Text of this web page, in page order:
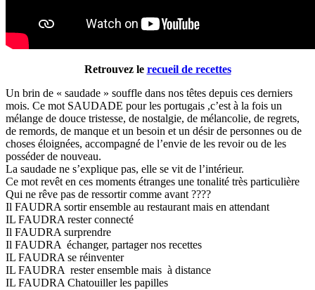
Retrouvez le recueil de recettes
Un brin de « saudade » souffle dans nos têtes depuis ces derniers
mois. Ce mot SAUDADE pour les portugais ,c’est à la fois un
mélange de douce tristesse, de nostalgie, de mélancolie, de regrets,
de remords, de manque et un besoin et un désir de personnes ou de
choses éloignées, accompagné de l’envie de les revoir ou de les
posséder de nouveau.
La saudade ne s’explique pas, elle se vit de l’intérieur.
Ce mot revêt en ces moments étranges une tonalité très particulière
Qui ne rêve pas de ressortir comme avant ????
Il FAUDRA sortir ensemble au restaurant mais en attendant
IL FAUDRA rester connecté
Il FAUDRA surprendre
Il FAUDRA échanger, partager nos recettes
IL FAUDRA se réinventer
IL FAUDRA rester ensemble mais à distance
IL FAUDRA Chatouiller les papilles